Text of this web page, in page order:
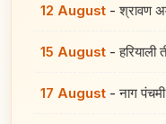
12 August -श्रावण
15 August -हरियाली
17 August -नाग पंचमी